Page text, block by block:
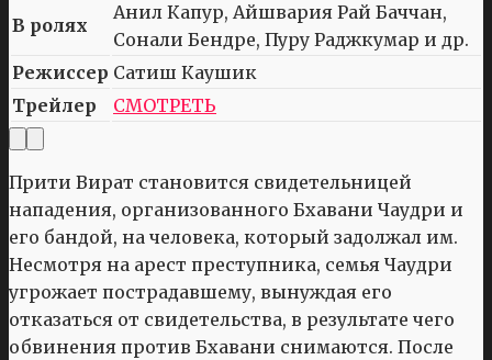
В ролях
Анил Капур, Айшвария Рай Баччан,
Сонали Бендре, Пуру Раджкумар и др.
Режиссер Сатиш Каушик
Трейлер
СМОТРЕТЬ
Прити Вират становится свидетельницей
нападения, организованного Бхавани Чаудри и
его бандой, на человека, который задолжал им.
Несмотря на арест преступника, семья Чаудри
угрожает пострадавшему, вынуждая его
отказаться от свидетельства, в результате чего
обвинения против Бхавани снимаются. После